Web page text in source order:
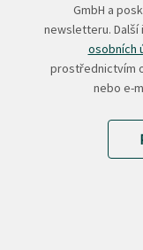
GmbH a
newsletteru.
osobních
prostřednictvím
nebo e-